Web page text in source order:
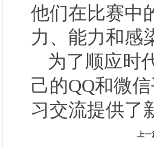
他们在比赛中
力、能力和感
为了顺应时
己的QQ和微
习交流提供了
上一